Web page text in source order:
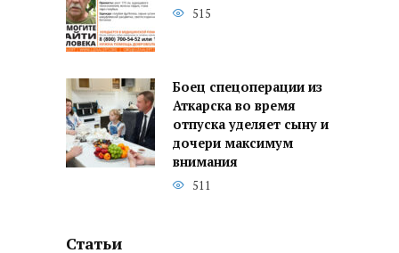
515
Боец спецоперации из
Аткарска во время
отпуска уделяет сыну и
дочери максимум
внимания
511
Статьи